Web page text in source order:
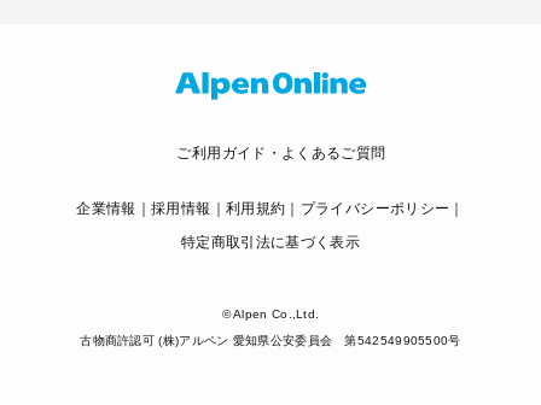
ご利用ガイド・よくあるご質問
企業情報 採用情報 利用規約
プライバシーポリシー
特定商取引法に基づく表示
© Alpen Co.,Ltd.
古物商許認可 (株)アルペン 愛知県公安委員会 第542549905500号